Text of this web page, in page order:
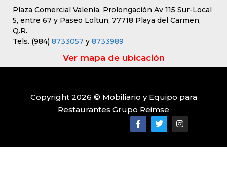
Plaza Comercial Valenia, Prolongación Av 115 Sur-Local
5, entre 67 y Paseo Loltun, 77718 Playa del Carmen,
Q.R.
Tels. (984) 8733057 y 8733989
Ver mapa de ubicación
Copyright 2026 © Mobiliario y Equipo para
Restaurantes Grupo Reimse